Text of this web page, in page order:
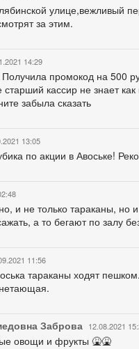
улице,вежливый
за этим.
14:29
Получила промокод на 500
кассир не знает
забыла сказать
13:05
по акции в Авоське!
и не только тараканы,
а то бегают по залу
11:56
тараканы ходят
Заброва 12.08.2021
овощи и фрукты 🤮🤮